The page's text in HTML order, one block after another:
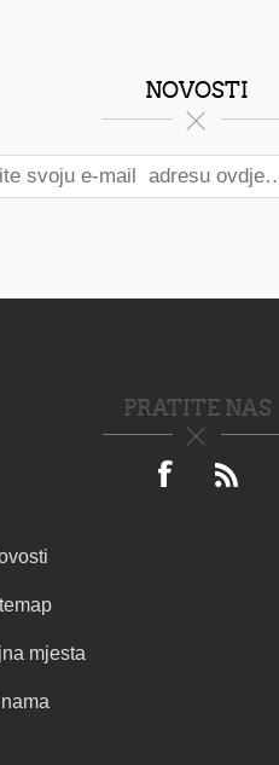
NOVOSTI
PRATITE NAS
mjesta